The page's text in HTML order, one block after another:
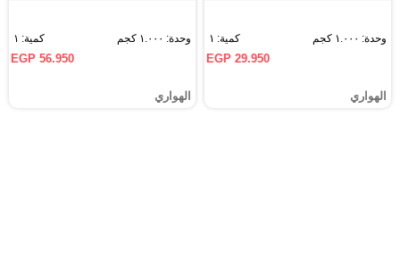
وحدة: ١.٠٠٠ كجم كمية: ١
EGP 29.950
الهواري
وحدة: ١.٠٠٠ كجم كمية: ١
EGP 56.950
الهواري